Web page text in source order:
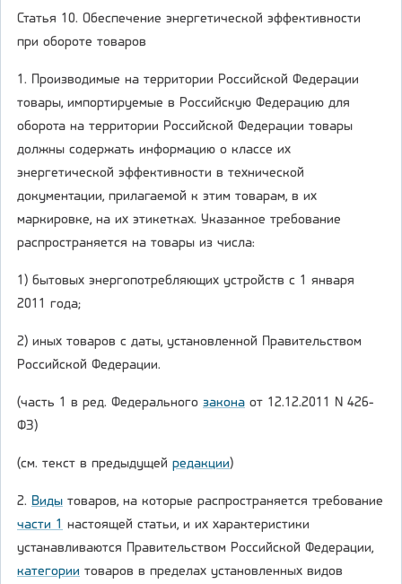
Статья 10. Обеспечение энергетической эффективности
при обороте товаров
1. Производимые на территории Российской Федерации
товары, импортируемые в Российскую Федерацию для
оборота на территории Российской Федерации товары
должны содержать информацию о классе их
энергетической эффективности в технической
документации, прилагаемой к этим товарам, в их
маркировке, на их этикетках. Указанное требование
распространяется на товары из числа:
1) бытовых энергопотребляющих устройств с 1 января
2011 года;
2) иных товаров с даты, установленной Правительством
Российской Федерации.
(часть 1 в ред. Федерального закона от 12.12.2011 N 426-
ФЗ)
(см. текст в предыдущей редакции)
2. Виды товаров, на которые распространяется требование
части 1 настоящей статьи, и их характеристики
устанавливаются Правительством Российской Федерации,
категории товаров в пределах установленных видов